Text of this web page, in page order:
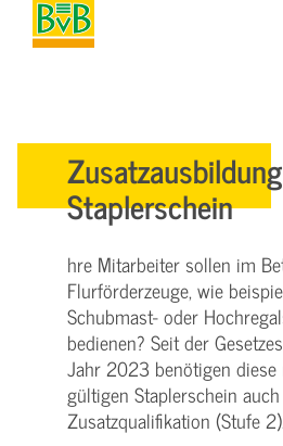
Zusatzausbildung
Staplerschein
hre Mitarbeiter sollen im
Flurförderzeuge, wie
Schubmast- oder
bedienen? Seit der
Jahr 2023 benötigen diese
gültigen Staplerschein
Zusatzqualifikation (Stufe 2).